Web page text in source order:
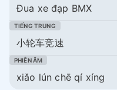
Đua xe đạp BMX
小轮车竞速
xiǎo lún chē qí xíng